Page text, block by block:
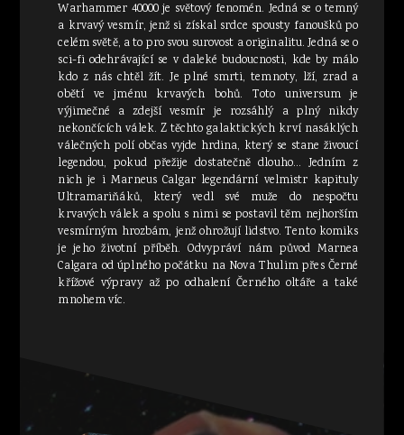
Warhammer 40000 je světový fenomén. Jedná se o temný
a krvavý vesmír, jenž si získal srdce spousty fanoušků po
celém světě, a to pro svou surovost a originalitu. Jedná se o
sci-fi odehrávající se v daleké budoucnosti, kde by málo
kdo z nás chtěl žít. Je plné smrti, temnoty, lží, zrad a
obětí ve jménu krvavých bohů. Toto universum je
výjimečné a zdejší vesmír je rozsáhlý a plný nikdy
nekončících válek. Z těchto galaktických krví nasáklých
válečných polí občas vyjde hrdina, který se stane živoucí
legendou, pokud přežije dostatečně dlouho… Jedním z
nich je i Marneus Calgar legendární velmistr kapituly
Ultramariňáků, který vedl své muže do nespočtu
krvavých válek a spolu s nimi se postavil těm nejhorším
vesmírným hrozbám, jenž ohrožují lidstvo. Tento komiks
je jeho životní příběh. Odvypráví nám původ Marnea
Calgara od úplného počátku na Nova Thulim přes Černé
křížové výpravy až po odhalení Černého oltáře a také
mnohem víc.